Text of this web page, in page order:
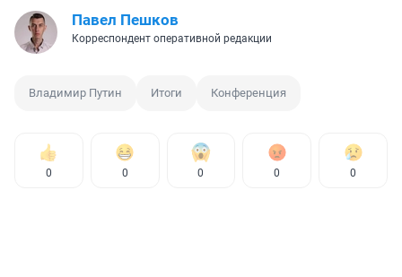
Павел Пешков
Корреспондент оперативной редакции
Владимир Путин Итоги Конференция
0 0 0 0 0